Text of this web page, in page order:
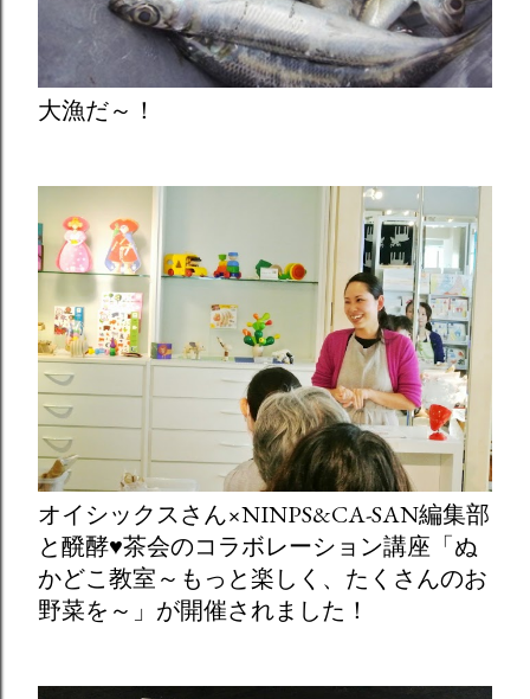
大漁だ～！
オイシックスさん×NINPS&CA-SAN編集部
と醗酵♥茶会のコラボレーション講座「ぬ
かどこ教室～もっと楽しく、たくさんのお
野菜を～」が開催されました！